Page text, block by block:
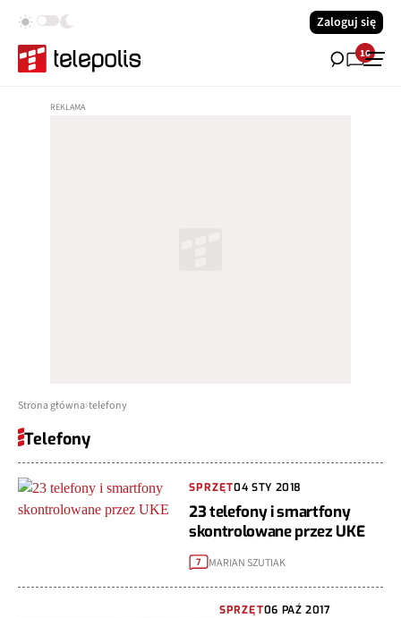
Zaloguj się
16
Strona główna telefony
Telefony
SPRZĘT04 STY 2018
23 telefony i smartfony
skontrolowane przez UKE
7 MARIAN SZUTIAK
SPRZĘT06 PAŹ 2017